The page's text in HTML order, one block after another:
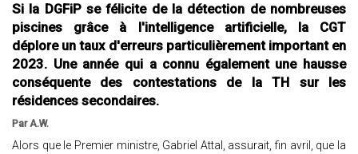
Si la DGFiP se félicite de la détection de nombreuses
piscines grâce à l'intelligence artificielle, la CGT
déplore un taux d'erreurs particulièrement important en
2023. Une année qui a connu également une hausse
conséquente des contestations de la TH sur les
résidences secondaires.
Par A.W.
Alors que le Premier ministre, Gabriel Attal, assurait, fin avril, que la